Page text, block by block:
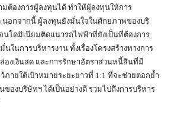
ต้องการผู้ลงทุนได้ ทำให้ผู้ลงทุนให้การ
นอกจากนี้ ผู้ลงทุนยังมั่นใจในศักยภาพของบริ
โดมิเนียมติดแนวรถไฟฟ้าที่ยังเป็นที่ต้องการ
ในการบริหารงาน ทั้งเรื่องโครงสร้างทางการ
องเงินสด และการรักษาอัตราส่วนหนี้สินที่มี
ายใต้เป้าหมายระยะยาวที่ 1:1 ที่จะช่วยตอกย้ำ
ของบริษัทฯ ได้เป็นอย่างดี รวมไปถึงการบริหาร